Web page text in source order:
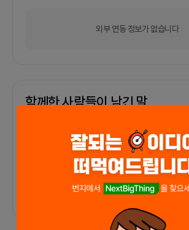
외부 연동 정보가 없습니다
함께한 사람들이 남긴 말
0 프로젝트 0 프로챗 0
아직 후기가 도착하지 않았습니다